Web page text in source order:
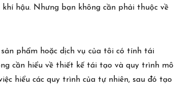
hậu. Nhưng bạn không cần phải thuộc về
phẩm hoặc dịch vụ của tôi có tính tái
cần hiểu về thiết kế tái tạo và quy trình mô
hiểu các quy trình của tự nhiên, sau đó tạo